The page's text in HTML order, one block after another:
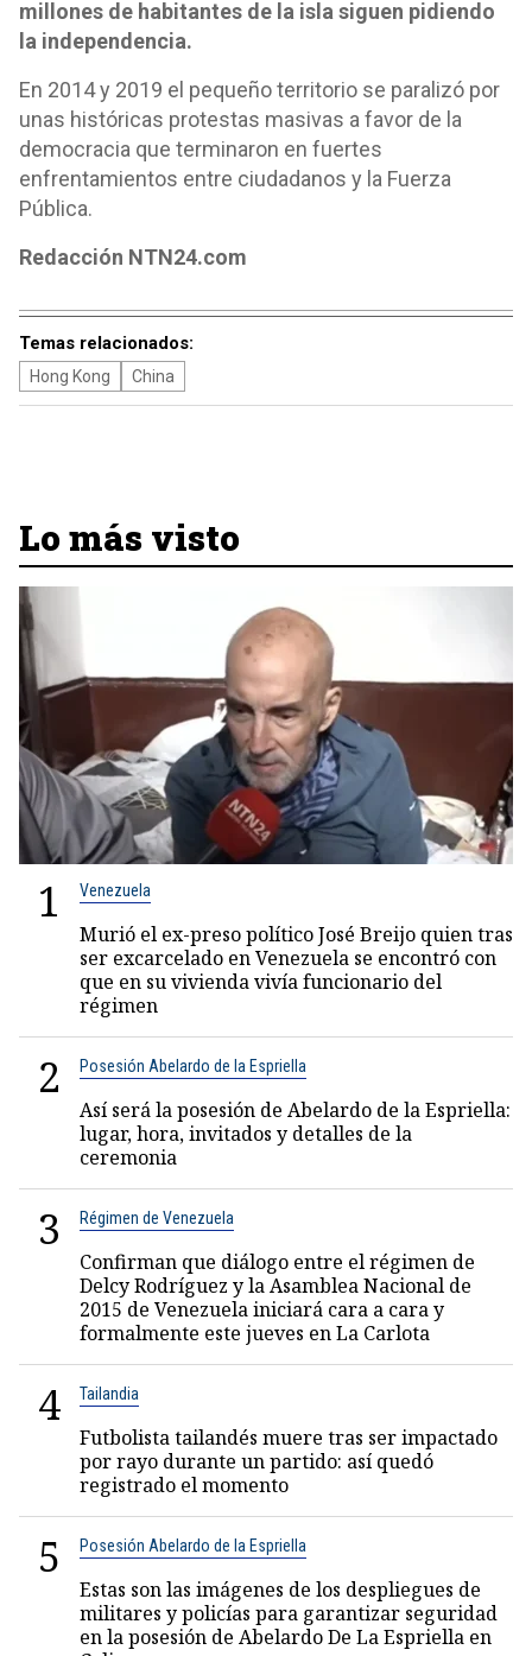
millones de habitantes de la isla siguen pidiendo
la independencia.
En 2014 y 2019 el pequeño territorio se paralizó por
unas históricas protestas masivas a favor de la
democracia que terminaron en fuertes
enfrentamientos entre ciudadanos y la Fuerza
Pública.
Redacción NTN24.com
Temas relacionados:
Hong Kong China
Lo más visto
1 Venezuela
Murió el ex-preso político José Breijo quien tras
ser excarcelado en Venezuela se encontró con
que en su vivienda vivía funcionario del
régimen
2 Posesión Abelardo de la Espriella
Así será la posesión de Abelardo de la Espriella:
lugar, hora, invitados y detalles de la
ceremonia
3 Régimen de Venezuela
Confirman que diálogo entre el régimen de
Delcy Rodríguez y la Asamblea Nacional de
2015 de Venezuela iniciará cara a cara y
formalmente este jueves en La Carlota
4 Tailandia
Futbolista tailandés muere tras ser impactado
por rayo durante un partido: así quedó
registrado el momento
5 Posesión Abelardo de la Espriella
Estas son las imágenes de los despliegues de
militares y policías para garantizar seguridad
en la posesión de Abelardo De La Espriella en